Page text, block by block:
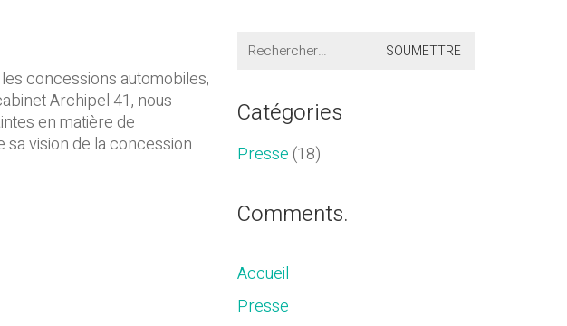
concessions automobiles,
Archipel 41, nous
en matière de
vision de la concession
Search
for:
Catégories
Presse(18)
Comments.
Accueil
Presse